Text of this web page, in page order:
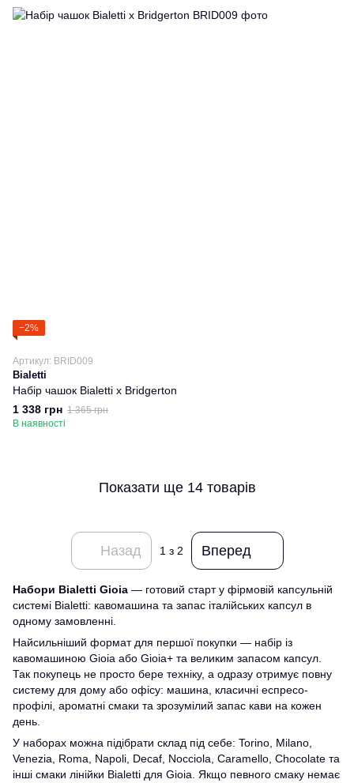
−2%
Артикул: BRID009
Bialetti
Набір чашок Bialetti x Bridgerton
1 338 грн 1 365 грн
В наявності
Показати ще 14 товарів
Назад 1 з 2 Вперед
Набори Bialetti Gioia — готовий старт у фірмовій капсульній
системі Bialetti: кавомашина та запас італійських капсул в
одному замовленні.
Найсильніший формат для першої покупки — набір із
кавомашиною Gioia або Gioia+ та великим запасом капсул.
Так покупець не просто бере техніку, а одразу отримує повну
систему для дому або офісу: машина, класичні еспресо-
профілі, ароматні смаки та зрозумілий запас кави на кожен
день.
У наборах можна підібрати склад під себе: Torino, Milano,
Venezia, Roma, Napoli, Decaf, Nocciola, Caramello, Chocolate та
інші смаки лінійки Bialetti для Gioia. Якщо певного смаку немає